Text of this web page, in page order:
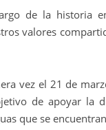
de la historia
valores
vez el 21 de
de apoyar la
que se